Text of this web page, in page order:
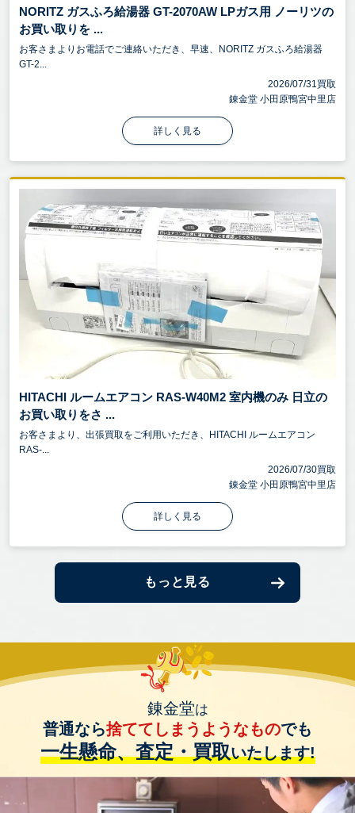
NORITZ ガスふろ給湯器 GT-2070AW LPガス用 ノーリツの
お買い取りを ...
お客さまよりお電話でご連絡いただき、早速、NORITZ ガスふろ給湯器
GT-2...
2026/07/31買取
錬金堂 小田原鴨宮中里店
詳しく見る
HITACHI ルームエアコン RAS-W40M2 室内機のみ 日立の
お買い取りをさ ...
お客さまより、出張買取をご利用いただき、HITACHI ルームエアコン
RAS-...
2026/07/30買取
錬金堂 小田原鴨宮中里店
詳しく見る
もっと見る
錬金堂は
普通なら捨ててしまうようなものでも
一生懸命、査定・買取いたします!